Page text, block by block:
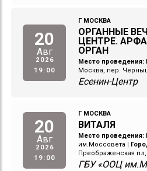
20
Авг
2026
19:00
Г МОСКВА
ОРГАННЫЕ
ЦЕНТРЕ.
ОРГАН
Место проведения:
Москва, пер.
Есенин-Центр
20
Авг
2026
19:00
Г МОСКВА
ВИТАЛЯ
Место проведения:
им.Моссовета
Преображенская
ГБУ «ООЦ